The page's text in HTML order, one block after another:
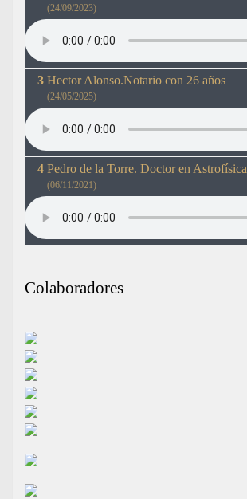
(24/09/2023)
Hector Alonso.Notario con 26 años
(24/05/2025)
Pedro de la Torre. Doctor en Astrofísica
(06/11/2021)
Colaboradores